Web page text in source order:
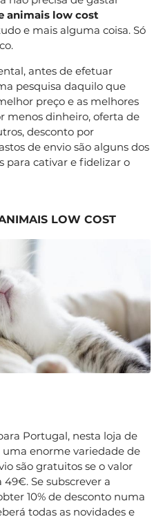
animais low cost
e mais alguma coisa. Só
antes de efetuar
pesquisa daquilo que
preço e as melhores
menos dinheiro, oferta de
desconto por
de envio são alguns dos
para cativar e fidelizar o
LOW COST
Portugal, nesta loja de
enorme variedade de
são gratuitos se o valor
Se subscrever a
10% de desconto numa
todas as novidades e